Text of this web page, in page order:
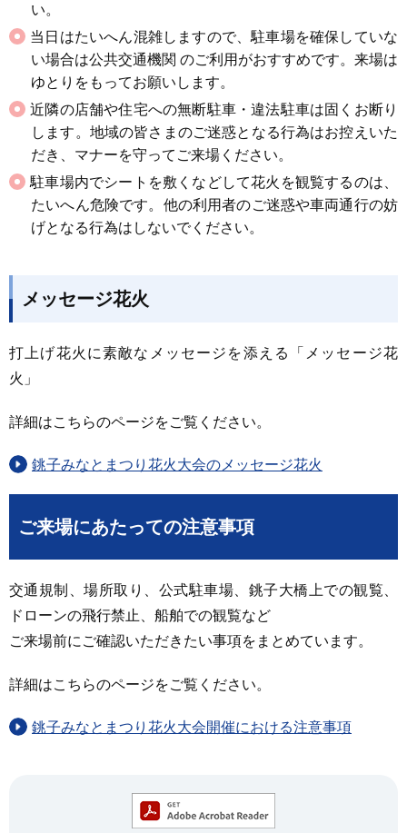
い。
当日はたいへん混雑しますので、駐車場を確保していな
い場合は公共交通機関 のご利用がおすすめです。来場は
ゆとりをもってお願いします。 ​​
近隣の店舗や住宅への無断駐車・違法駐車は固くお断り
します。地域の皆さまのご迷惑となる行為はお控えいた
だき、マナーを守ってご来場ください。
駐車場内でシートを敷くなどして花火を観覧するのは、
たいへん危険です。他の利用者のご迷惑や車両通行の妨
げとなる行為はしないでください。
メッセージ花火
打上げ花火に素敵なメッセージを添える「メッセージ花
火」
詳細はこちらのページをご覧ください。
銚子みなとまつり花火大会のメッセージ花火
ご来場にあたっての注意事項
交通規制、場所取り、公式駐車場、銚子大橋上での観覧、
ドローンの飛行禁止、船舶での観覧など
ご来場前にご確認いただきたい事項をまとめています。
詳細はこちらのページをご覧ください。
銚子みなとまつり花火大会開催における注意事項